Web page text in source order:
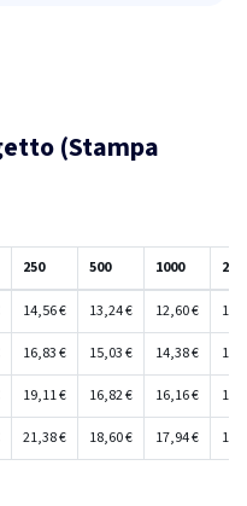
(Stampa
250 500 1000
14,56 € 13,24 € 12,60 €
16,83 € 15,03 € 14,38 €
19,11 € 16,82 € 16,16 €
21,38 € 18,60 € 17,94 €